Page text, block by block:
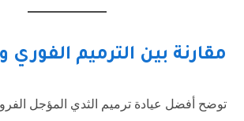
مقارنة بين الترميم الفوري
توضح أفضل عيادة ترميم الثدي المؤجل